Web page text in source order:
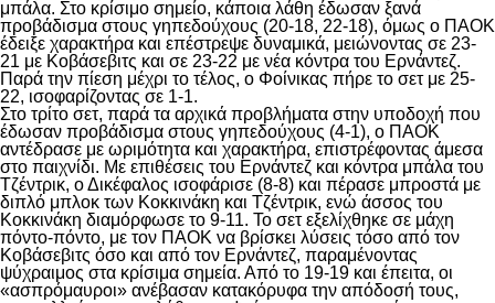
μπάλα. Στο κρίσιμο σημείο, κάποια λάθη έδωσαν ξανά
προβάδισμα στους γηπεδούχους (20-18, 22-18), όμως ο ΠΑΟΚ
έδειξε χαρακτήρα και επέστρεψε δυναμικά, μειώνοντας σε 23-
21 με Κοβάσεβιτς και σε 23-22 με νέα κόντρα του Ερνάντεζ.
Παρά την πίεση μέχρι το τέλος, ο Φοίνικας πήρε το σετ με 25-
22, ισοφαρίζοντας σε 1-1.
Στο τρίτο σετ, παρά τα αρχικά προβλήματα στην υποδοχή που
έδωσαν προβάδισμα στους γηπεδούχους (4-1), ο ΠΑΟΚ
αντέδρασε με ωριμότητα και χαρακτήρα, επιστρέφοντας άμεσα
στο παιχνίδι. Με επιθέσεις του Ερνάντεζ και κόντρα μπάλα του
Τζέντρικ, ο Δικέφαλος ισοφάρισε (8-8) και πέρασε μπροστά με
διπλό μπλοκ των Κοκκινάκη και Τζέντρικ, ενώ άσσος του
Κοκκινάκη διαμόρφωσε το 9-11. Το σετ εξελίχθηκε σε μάχη
πόντο-πόντο, με τον ΠΑΟΚ να βρίσκει λύσεις τόσο από τον
Κοβάσεβιτς όσο και από τον Ερνάντεζ, παραμένοντας
ψύχραιμος στα κρίσιμα σημεία. Από το 19-19 και έπειτα, οι
«ασπρόμαυροι» ανέβασαν κατακόρυφα την απόδοσή τους,